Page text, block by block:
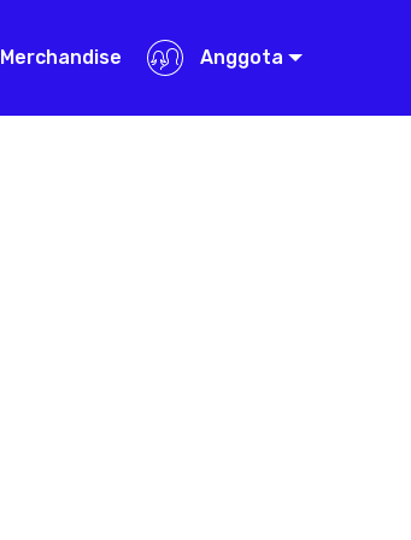
Merchandise Anggota